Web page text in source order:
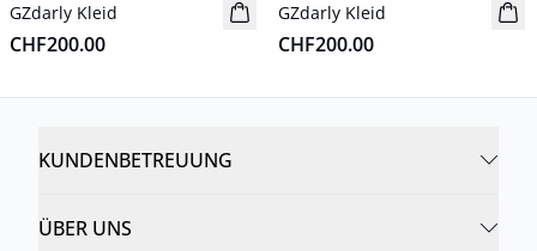
Neuheiten
GZdarly Kleid
CHF200.00
Neuheiten
GZdarly Kleid
CHF200.00
KUNDENBETREUUNG
ÜBER UNS